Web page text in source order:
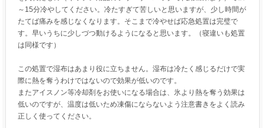
～15分冷やしてください。冷たすぎて苦しいと思いますが、少し時間が
たてば痛みを感じなくなります。そこまで冷やせば応急処置は完璧で
す。早いうちに少しづつ動けるようになると思います。（寝違いも処置
は同様です）
この処置で湿布はあまり役に立ちません。湿布は冷たく感じるだけで実
際に熱を奪うわけではないので効果が低いのです。
またアイスノン等冷却剤をお使いになる場合は、氷より熱を奪う効果は
低いのですが、温度は低いため凍傷にならないよう注意書きをよく読み
正しく使ってください。